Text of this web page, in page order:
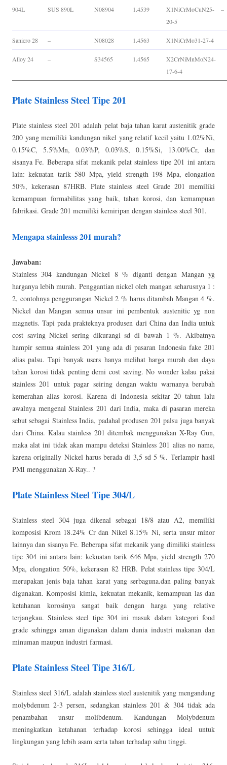
904L SUS 890L N08904 1.4539
X1NiCrMoCuN25-
20-5
–
Sanicro 28 – N08028 1.4563 X1NiCrMo31-27-4
Alloy 24 – S34565 1.4565
X2CrNiMnMoN24-
17-6-4
Plate Stainless Steel Tipe 201
Plate stainless steel 201 adalah pelat baja tahan karat austenitik grade
200 yang memiliki kandungan nikel yang relatif kecil yaitu 1.02%Ni,
0.15%C, 5.5%Mn, 0.03%P, 0.03%S, 0.15%Si, 13.00%Cr, dan
sisanya Fe. Beberapa sifat mekanik pelat stainless tipe 201 ini antara
lain: kekuatan tarik 580 Mpa, yield strength 198 Mpa, elongation
50%, kekerasan 87HRB. Plate stainless steel Grade 201 memiliki
kemampuan formabilitas yang baik, tahan korosi, dan kemampuan
fabrikasi. Grade 201 memiliki kemiripan dengan stainless steel 301.
Mengapa stainlesss 201 murah?
Jawaban:
Stainless 304 kandungan Nickel 8 % diganti dengan Mangan yg
harganya lebih murah. Penggantian nickel oleh mangan seharusnya 1 :
2, contohnya penggurangan Nickel 2 % harus ditambah Mangan 4 %.
Nickel dan Mangan semua unsur ini pembentuk austenitic yg non
magnetis. Tapi pada prakteknya produsen dari China dan India untuk
cost saving Nickel sering dikurangi sd di bawah 1 %. Akibatnya
hampir semua stainless 201 yang ada di pasaran Indonesia fake 201
alias palsu. Tapi banyak users hanya melihat harga murah dan daya
tahan korosi tidak penting demi cost saving. No wonder kalau pakai
stainless 201 untuk pagar seiring dengan waktu warnanya berubah
kemerahan alias korosi. Karena di Indonesia sekitar 20 tahun lalu
awalnya mengenal Stainless 201 dari India, maka di pasaran mereka
sebut sebagai Stainless India, padahal produsen 201 palsu juga banyak
dari China. Kalau stainless 201 ditembak menggunakan X-Ray Gun,
maka alat ini tidak akan mampu deteksi Stainless 201 alias no name,
karena originally Nickel harus berada di 3,5 sd 5 %. Terlampir hasil
PMI menggunakan X-Ray.. ?
Plate Stainless Steel Tipe 304/L
Stainless steel 304 juga dikenal sebagai 18/8 atau A2, memiliki
komposisi Krom 18.24% Cr dan Nikel 8.15% Ni, serta unsur minor
lainnya dan sisanya Fe. Beberapa sifat mekanik yang dimiliki stainless
tipe 304 ini antara lain: kekuatan tarik 646 Mpa, yield strength 270
Mpa, elongation 50%, kekerasan 82 HRB. Pelat stainless tipe 304/L
merupakan jenis baja tahan karat yang serbaguna.dan paling banyak
digunakan. Komposisi kimia, kekuatan mekanik, kemampuan las dan
ketahanan korosinya sangat baik dengan harga yang relative
terjangkau. Stainless steel tipe 304 ini masuk dalam kategori food
grade sehingga aman digunakan dalam dunia industri makanan dan
minuman maupun industri farmasi.
Plate Stainless Steel Tipe 316/L
Stainless steel 316/L adalah stainless steel austenitik yang mengandung
molybdenum 2-3 persen, sedangkan stainless 201 & 304 tidak ada
penambahan unsur molibdenum. Kandungan Molybdenum
meningkatkan ketahanan terhadap korosi sehingga ideal untuk
lingkungan yang lebih asam serta tahan terhadap suhu tinggi.